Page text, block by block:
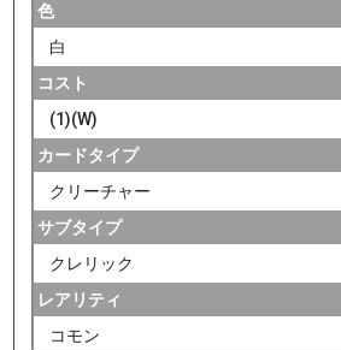
色
白
コスト
(1)(W)
カードタイプ
クリーチャー
サブタイプ
クレリック
レアリティ
コモン